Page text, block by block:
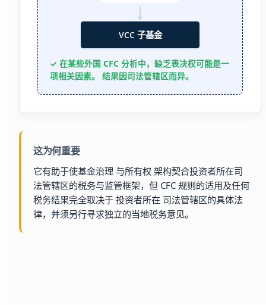
VCC 子基金
✓ 在某些外国 CFC 分析中，缺乏表决权可能是一
项相关因素。 结果因司法管辖区而异。
这为何重要
它有助于使基金治理 与所有权 架构契合投资者所在司
法管辖区的税务与监管框架，但 CFC 规则的适用及任何
税务结果完全取决于 投资者所在 司法管辖区的具体法
律，并须另行寻求独立的当地税务意见。